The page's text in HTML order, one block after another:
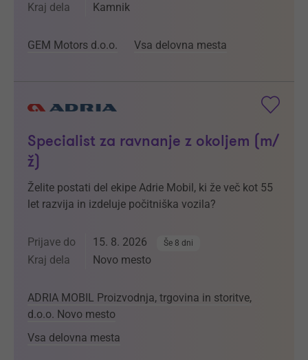
Kraj dela Kamnik
GEM Motors d.o.o. Vsa delovna mesta
Specialist za ravnanje z okoljem (m/
ž)
Želite postati del ekipe Adrie Mobil, ki že več kot 55
let razvija in izdeluje počitniška vozila?
Prijave do 15. 8. 2026 Še 8 dni
Kraj dela Novo mesto
ADRIA MOBIL Proizvodnja, trgovina in storitve,
d.o.o. Novo mesto
Vsa delovna mesta